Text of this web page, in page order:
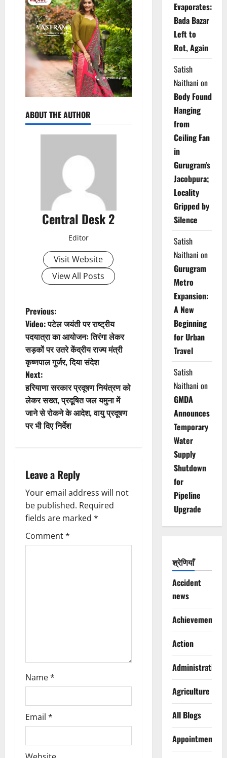
ABOUT THE AUTHOR
Central Desk 2
Editor
Visit Website
View All Posts
P
o
s
t
n
a
i
g
a
t
i
Previous:
Video: पटेल जयंती पर राष्ट्रीय
पदयात्रा का आयोजनः तिरंगा लेकर
सड़कों पर उतरे केंद्रीय राज्य मंत्री
कृष्णपाल गुर्जर, दिया संदेश
Next:
हरियाणा सरकार प्रदूषण नियंत्रण को
लेकर सख्त, प्रदूषित जल यमुना में
जाने से रोकने के आदेश, वायु प्रदूषण
पर भी दिए निर्देश
Leave a Reply
Your email address will not
be published. Required
fields are marked *
Comment*
Name*
Email *
Evaporates:
Bada Bazar
Left to
Rot, Again
Satish
Naithani on
Body Found
Hanging
from
Ceiling Fan
in
Gurugram’s
Jacobpura;
Locality
Gripped by
Silence
Satish
Naithani on
Gurugram
Metro
Expansion:
A New
Beginning
for Urban
Travel
Satish
Naithani on
GMDA
Announces
Temporary
Water
Supply
Shutdown
for
Pipeline
Upgrade
श्रेणियाँ
Accident
news
Achievements
Action
Administration
Agriculture
All Blogs
Appointments